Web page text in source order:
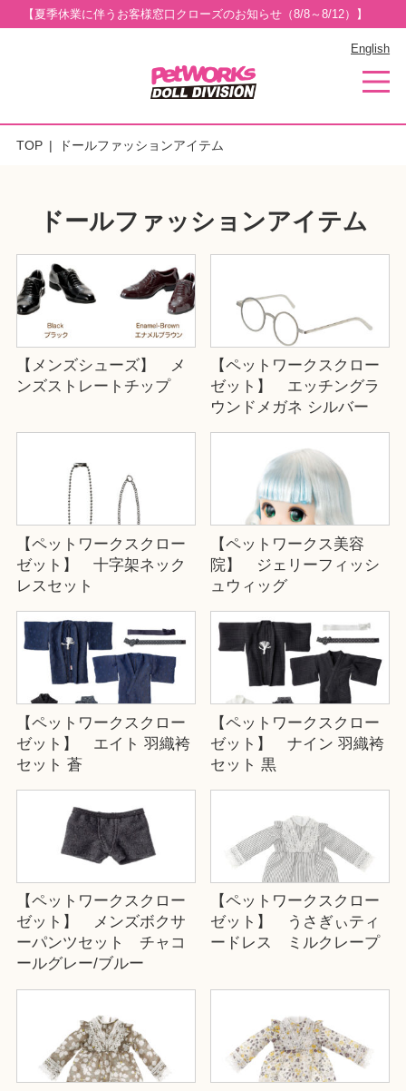
【夏季休業に伴うお客様窓口クローズのお知らせ（8/8～8/12）】
English
TOP ドールファッションアイテム
ドールファッションアイテム
【メンズシューズ】 メ
ンズストレートチップ
【ペットワークスクロー
ゼット】 エッチングラ
ウンドメガネ シルバー
【ペットワークスクロー
ゼット】 十字架ネック
レスセット
【ペットワークス美容
院】 ジェリーフィッシ
ュウィッグ
【ペットワークスクロー
ゼット】 エイト 羽織袴
セット 蒼
【ペットワークスクロー
ゼット】 ナイン 羽織袴
セット 黒
【ペットワークスクロー
ゼット】 メンズボクサ
ーパンツセット チャコ
ールグレー/ブルー
【ペットワークスクロー
ゼット】 うさぎぃティ
ードレス ミルクレープ